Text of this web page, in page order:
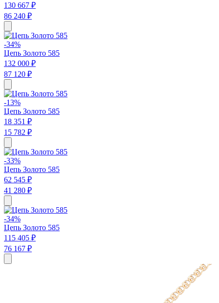
130 667 ₽
86 240 ₽
-34%
Цепь Золото 585
132 000 ₽
87 120 ₽
-13%
Цепь Золото 585
18 351 ₽
15 782 ₽
-33%
Цепь Золото 585
62 545 ₽
41 280 ₽
-34%
Цепь Золото 585
115 405 ₽
76 167 ₽